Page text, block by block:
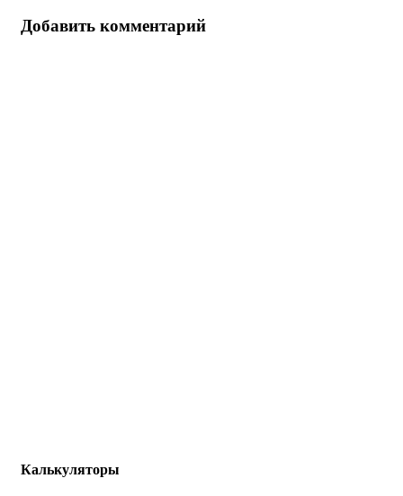
Добавить комментарий
Калькуляторы